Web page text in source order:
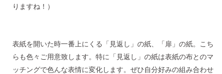
りますね！）
表紙を開いた時一番上にくる「見返し」の紙、「扉」の紙。こち
らも色々ご用意致します。特に「見返し」の紙は表紙の布とのマ
ッチングで色んな表情に変化します。ぜひ自分好みの組み合わせ